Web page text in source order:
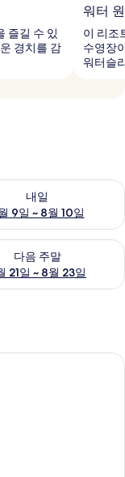
즐길 수 있
경치를 감
워터
이 리조
수영장
워터슬
일
내일
9일 ~ 8월 10일
가능 여부 확인, 8월
16일
다음 주말
21일 ~ 8월 23일
예약 가능 여부 확인
, 책상, 노트북 작업 공간,